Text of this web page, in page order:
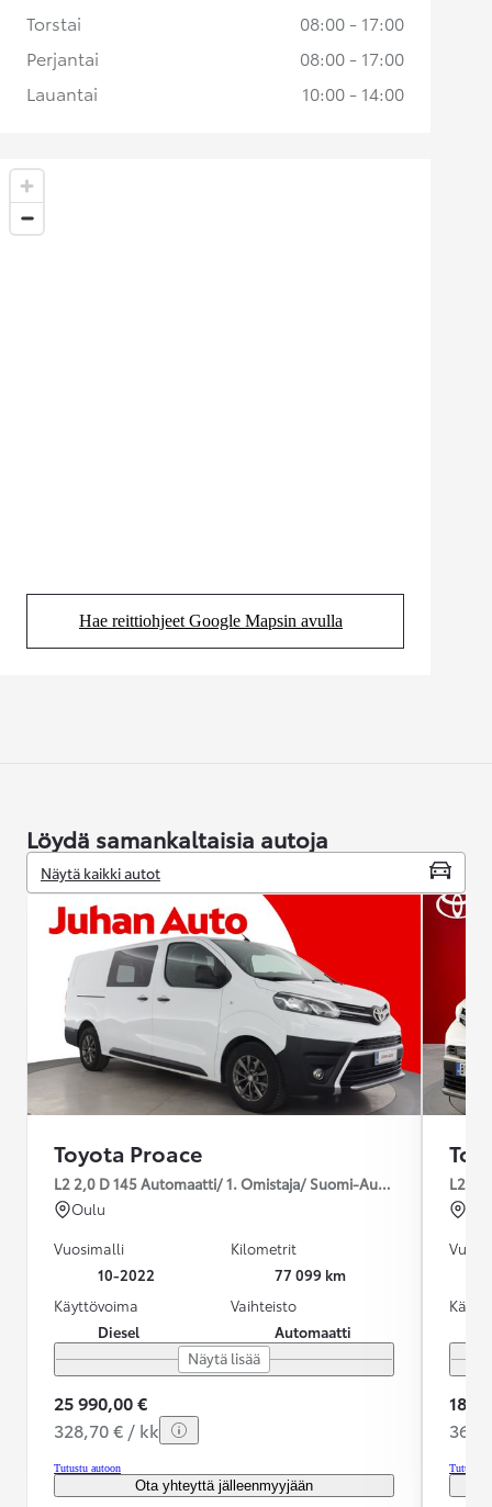
Hae reittiohjeet Google Mapsin avulla
(Aukeaa uudessa välilehdessä)
Torstai
08:00 - 17:00
Perjantai
08:00 - 17:00
Lauantai
10:00 - 14:00
Löydä samankaltaisia autoja
Näytä kaikki autot
Toyota Proace
L2 2,0 D 145 Automaatti/ 1. Omistaja/ Suomi-Auto/ Webasto /
Oulu
Vuosimalli
10-2022
Kilometrit
77 099 km
Käyttövoima
Diesel
Vaihteisto
Automaatti
Näytä lisää
25 990,00 €
328,70 € / kk
Tutustu autoon
Ota yhteyttä jälleenmyyjään
L2
18
Tutustu